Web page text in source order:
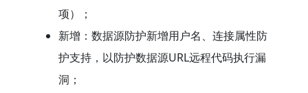
项）；
新增：数据源防护新增用户名、连接属性防
护支持，以防护数据源URL远程代码执行漏
洞；